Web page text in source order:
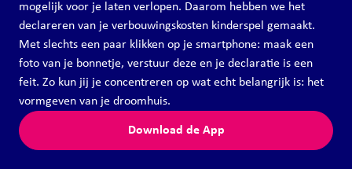
mogelijk voor je laten verlopen. Daarom hebben we het
declareren van je verbouwingskosten kinderspel gemaakt.
Met slechts een paar klikken op je smartphone: maak een
foto van je bonnetje, verstuur deze en je declaratie is een
feit. Zo kun jij je concentreren op wat echt belangrijk is: het
vormgeven van je droomhuis.
Download de App